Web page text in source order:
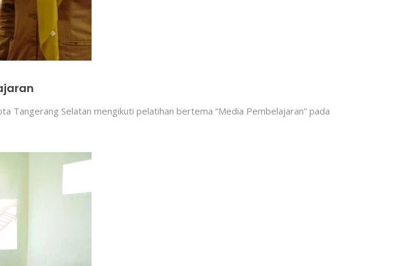
Tangerang Selatan mengikuti pelatihan bertema “Media Pembelajaran” pada